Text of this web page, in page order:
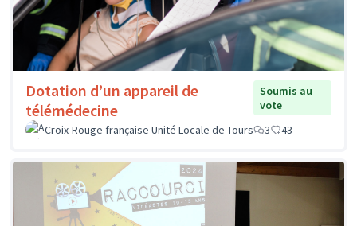
Dotation d’un appareil de
télémédecine
Soumis au
vote
Croix-Rouge française Unité Locale de Tours
3 43